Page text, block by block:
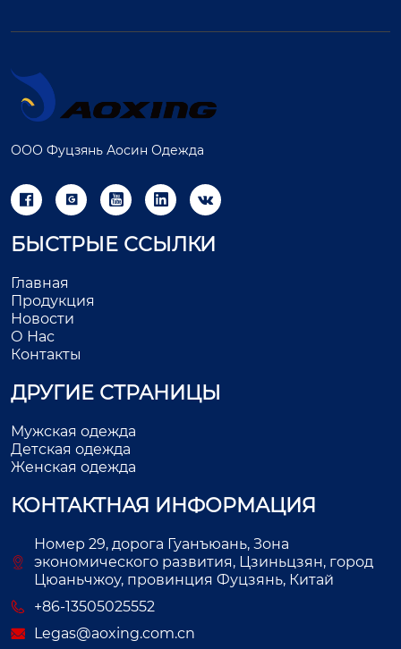
ООО Фуцзянь Аосин Одежда
    
БЫСТРЫЕ ССЫЛКИ
Главная
Продукция
Новости
О Нас
Контакты
ДРУГИЕ СТРАНИЦЫ
Мужская одежда
Детская одежда
Женская одежда
КОНТАКТНАЯ ИНФОРМАЦИЯ
Номер 29, дорога Гуанъюань, Зона
экономического развития, Цзиньцзян, город
Цюаньчжоу, провинция Фуцзянь, Китай
+86-13505025552
Legas@aoxing.com.cn